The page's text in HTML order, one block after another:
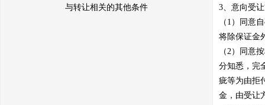
与转让相关的其他条件
3、意向受
（1）同意
将除保证金
（2）同意
分知悉，完
疵等为由拒
金，由受让